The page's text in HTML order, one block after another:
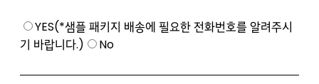
YES(*샘플 패키지 배송에 필요한 전화번호를 알려주시
기 바랍니다.)
No